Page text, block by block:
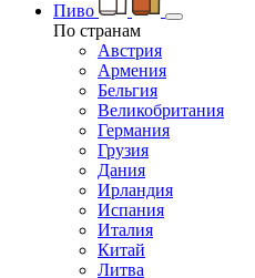
Пиво
По странам
Австрия
Армения
Бельгия
Великобритания
Германия
Грузия
Дания
Ирландия
Испания
Италия
Китай
Литва